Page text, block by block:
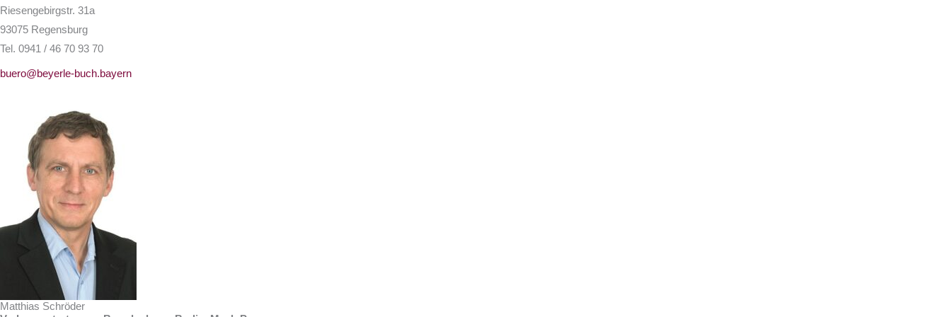
Riesengebirgstr. 31a
93075 Regensburg
Tel. 0941 / 46 70 93 70
buero@beyerle-buch.bayern
Matthias Schröder